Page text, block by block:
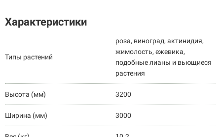
Характеристики
Типы растений
роза, виноград, актинидия,
жимолость, ежевика,
подобные лианы и вьющиеся
растения
Высота (мм) 3200
Ширина (мм) 3000